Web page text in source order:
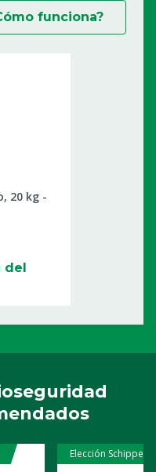
funciona?
20 kg -
del
Elección Schippers